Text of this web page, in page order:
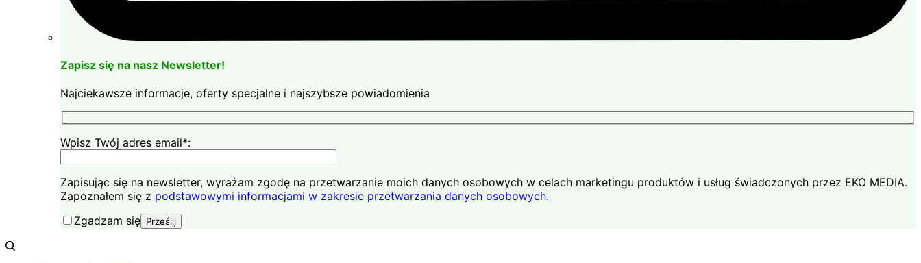
Zapisz się na nasz Newsletter!
Najciekawsze informacje, oferty specjalne i najszybsze powiadomienia
Wpisz Twój adres email*:
Zapisując się na newsletter, wyrażam zgodę na przetwarzanie moich danych osobowych w celach marketingu produktów i usług świadczonych przez EKO MEDIA.
Zapoznałem się z podstawowymi informacjami w zakresie przetwarzania danych osobowych.
Zgadzam się